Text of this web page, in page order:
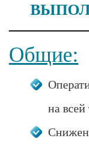
Общие:
на